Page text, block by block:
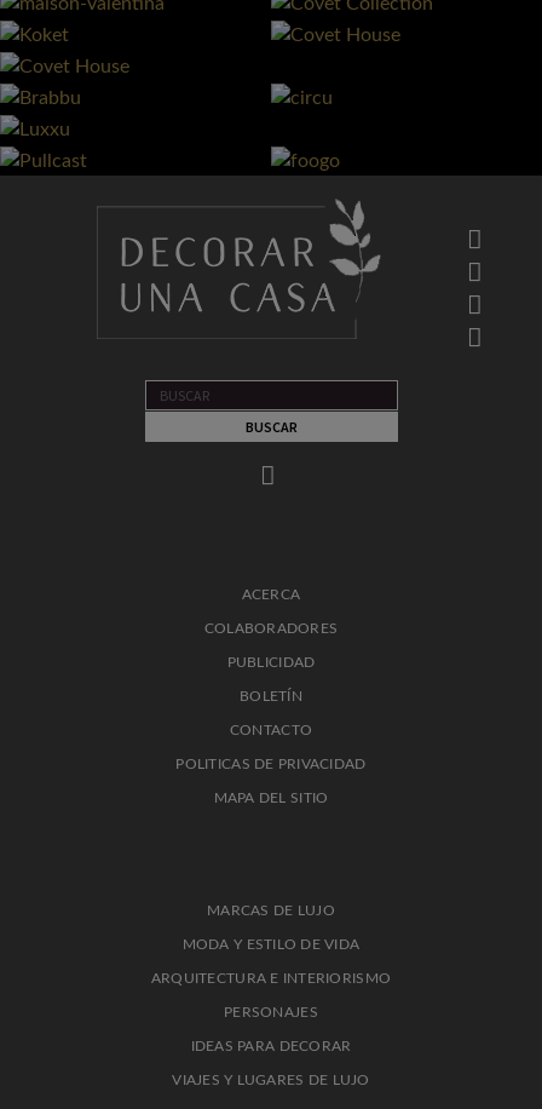
ACERCA
COLABORADORES
PUBLICIDAD
BOLETÍN
CONTACTO
POLITICAS DE PRIVACIDAD
MAPA DEL SITIO
MARCAS DE LUJO
MODA Y ESTILO DE VIDA
ARQUITECTURA E INTERIORISMO
PERSONAJES
IDEAS PARA DECORAR
VIAJES Y LUGARES DE LUJO